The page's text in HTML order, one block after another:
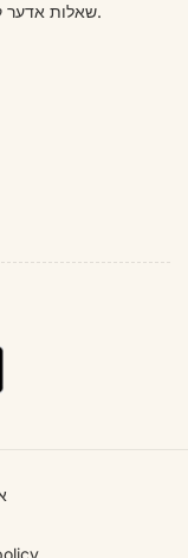
שאלות אדער קאמענטארן? קליק דא זיך צו פארבינדן מיט אונז.